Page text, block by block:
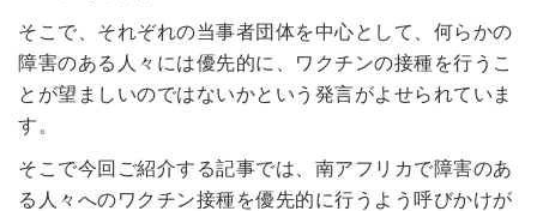
そこで、それぞれの当事者団体を中心として、何らかの
障害のある人々には優先的に、ワクチンの接種を行うこ
とが望ましいのではないかという発言がよせられていま
す。
そこで今回ご紹介する記事では、南アフリカで障害のあ
る人々へのワクチン接種を優先的に行うよう呼びかけが